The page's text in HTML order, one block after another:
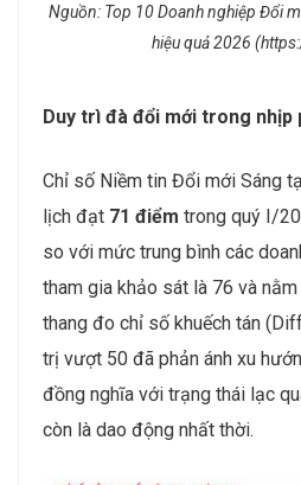
Nguồn: Top 10 Doanh nghiệp Đổi
hiệu quả 2026
Duy trì đà đổi mới trong nhịp
Chỉ số Niềm tin Đổi mới Sáng
lịch đạt 71 điểm trong quý I/
so với mức trung bình các
tham gia khảo sát là 76 và nằm
thang đo chỉ số khuếch tán
trị vượt 50 đã phản ánh xu
đồng nghĩa với trạng thái lạc
còn là dao động nhất thời.